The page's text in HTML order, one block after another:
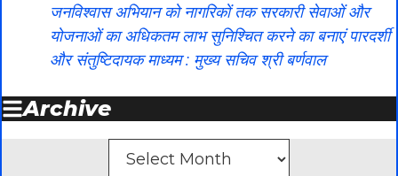
जनविश्वास अभियान को नागरिकों तक सरकारी सेवाओं और
योजनाओं का अधिकतम लाभ सुनिश्चित करने का बनाएं पारदर्शी
और संतुष्टिदायक माध्यम : मुख्य सचिव श्री बर्णवाल
Archive